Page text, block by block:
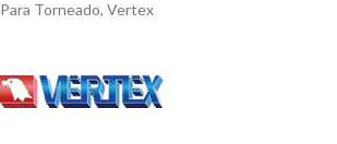
Para Torneado, Vertex